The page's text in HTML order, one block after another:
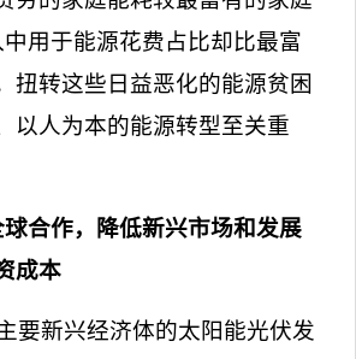
用于能源花费占比却比最富
扭转这些日益恶化的能源贫困
以人为本的能源转型至关重
合作，降低新兴市场和发展
成本
要新兴经济体的太阳能光伏发